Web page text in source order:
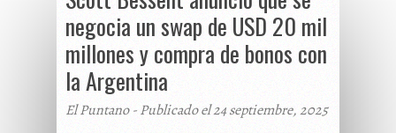
negocia un swap de USD 20 mil
millones y compra de bonos con
la Argentina
El Puntano - Publicado el 24 septiembre, 2025